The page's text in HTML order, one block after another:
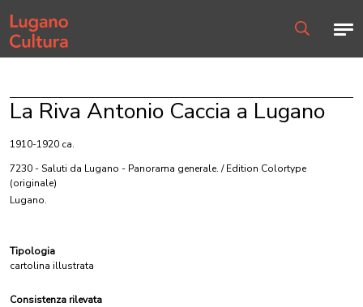
Home page
La Riva Antonio Caccia a Lugano
1910-1920 ca.
7230 - Saluti da Lugano - Panorama generale. / Edition Colortype
(originale)
Lugano.
Tipologia
cartolina illustrata
Consistenza rilevata